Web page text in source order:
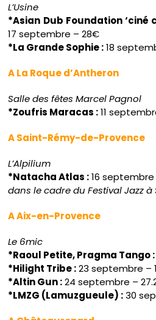
L’Usine
*Asian Dub Foundation ‘ciné
17 septembre – 28€
*La Grande Sophie :18
A La Roque d’Antheron
Salle des fêtes Marcel Pagnol
*Zoufris Maracas :11
A Saint-Rémy-de-Provence
L’Alpilium
*Natacha Atlas :16 septembre
dans le cadre du Festival Jazz à
A Aix-en-Provence
Le 6mic
*Raoul Petite, Pragma Tango :
*Hilight Tribe :23 septembre –
*Altin Gun :24 septembre –
*LMZG (Lamuzgueule) :30